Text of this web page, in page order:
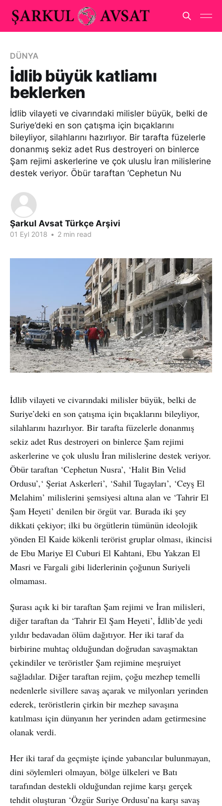
DÜNYA
İdlib büyük katliamı
beklerken
İdlib vilayeti ve civarındaki milisler büyük, belki de
Suriye’deki en son çatışma için bıçaklarını
bileyliyor, silahlarını hazırlıyor. Bir tarafta füzelerle
donanmış sekiz adet Rus destroyeri on binlerce
Şam rejimi askerlerine ve çok uluslu İran milislerine
destek veriyor. Öbür taraftan ‘Cephetun Nu
Şarkul Avsat Türkçe Arşivi
01 Eyl 2018 • 2 min read
İdlib vilayeti ve civarındaki milisler büyük, belki de
Suriye’deki en son çatışma için bıçaklarını bileyliyor,
silahlarını hazırlıyor. Bir tarafta füzelerle donanmış
sekiz adet Rus destroyeri on binlerce Şam rejimi
askerlerine ve çok uluslu İran milislerine destek veriyor.
Öbür taraftan ‘Cephetun Nusra’, ‘Halit Bin Velid
Ordusu’,‘ Şeriat Askerleri’, ‘Sahil Tugayları’, ‘Ceyş El
Melahim’ milislerini şemsiyesi altına alan ve ‘Tahrir El
Şam Heyeti’ denilen bir örgüt var. Burada iki şey
dikkati çekiyor; ilki bu örgütlerin tümünün ideolojik
yönden El Kaide kökenli terörist gruplar olması, ikincisi
de Ebu Mariye El Cuburi El Kahtani, Ebu Yakzan El
Masri ve Fargali gibi liderlerinin çoğunun Suriyeli
olmaması.
Şurası açık ki bir taraftan Şam rejimi ve İran milisleri,
diğer taraftan da ‘Tahrir El Şam Heyeti’, İdlib’de yedi
yıldır bedavadan ölüm dağıtıyor. Her iki taraf da
birbirine muhtaç olduğundan doğrudan savaşmaktan
çekindiler ve teröristler Şam rejimine meşruiyet
sağladılar. Diğer taraftan rejim, çoğu mezhep temelli
nedenlerle sivillere savaş açarak ve milyonları yerinden
ederek, teröristlerin çirkin bir mezhep savaşına
katılması için dünyanın her yerinden adam getirmesine
olanak verdi.
Her iki taraf da geçmişte içinde yabancılar bulunmayan,
dini söylemleri olmayan, bölge ülkeleri ve Batı
tarafından destekli olduğundan rejime karşı gerçek
tehdit oluşturan ‘Özgür Suriye Ordusu’na karşı savaş